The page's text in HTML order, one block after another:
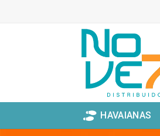
HAVAIANAS